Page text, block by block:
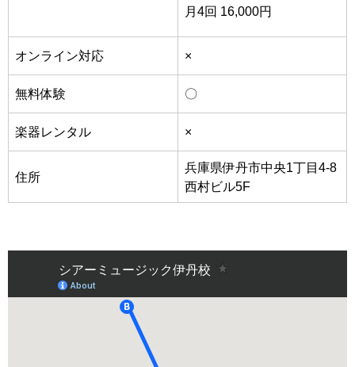
月4回 16,000円
オンライン対応 ×
無料体験 〇
楽器レンタル ×
住所
兵庫県伊丹市中央1丁目4-8
西村ビル5F